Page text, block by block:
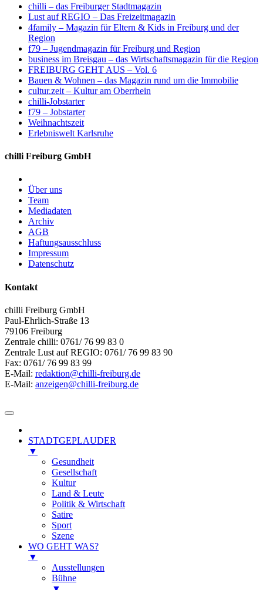
chilli – das Freiburger Stadtmagazin
Lust auf REGIO – Das Freizeitmagazin
4family – Magazin für Eltern & Kids in Freiburg und der
Region
f79 – Jugendmagazin für Freiburg und Region
business im Breisgau – das Wirtschaftsmagazin für die Region
FREIBURG GEHT AUS – Vol. 6
Bauen & Wohnen – das Magazin rund um die Immobilie
cultur.zeit – Kultur am Oberrhein
chilli-Jobstarter
f79 – Jobstarter
Weihnachtszeit
Erlebniswelt Karlsruhe
chilli Freiburg GmbH
Über uns
Team
Mediadaten
Archiv
AGB
Haftungsausschluss
Impressum
Datenschutz
Kontakt
chilli Freiburg GmbH
Paul-Ehrlich-Straße 13
79106 Freiburg
Zentrale chilli: 0761/ 76 99 83 0
Zentrale Lust auf REGIO: 0761/ 76 99 83 90
Fax: 0761/ 76 99 83 99
E-Mail: redaktion@chilli-freiburg.de
E-Mail: anzeigen@chilli-freiburg.de
STADTGEPLAUDER
▼
Gesundheit
Gesellschaft
Kultur
Land & Leute
Politik & Wirtschaft
Satire
Sport
Szene
WO GEHT WAS?
▼
Ausstellungen
Bühne